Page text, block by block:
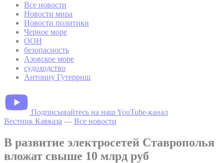
Все новости
Новости мира
Новости политики
Черное море
ООН
безопасность
Азовское море
судоходство
Антониу Гутерриш
Подписывайтесь на наш YouTube-канал
Вестник Кавказа — Все новости
В развитие электросетей Ставрополья
вложат свыше 10 млрд руб